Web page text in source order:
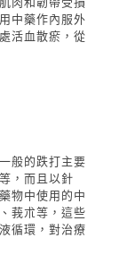
中藥作內服外
活血散瘀，從
一般的跌打主要
，而且以針
物中使用的中
莪朮等，這些
循環，對治療